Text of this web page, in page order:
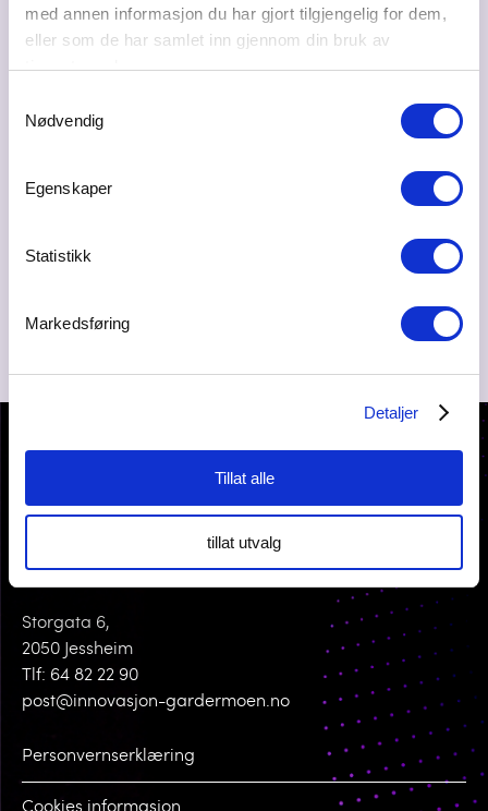
med annen informasjon du har gjort tilgjengelig for dem,
eller som de har samlet inn gjennom din bruk av
tjenestene deres.
Nødvendig
Egenskaper
Statistikk
Markedsføring
Detaljer
Tillat alle
tillat utvalg
Bransje
energihuset.net
Ta kontakt
41473819
KONTAKT OSS
Storgata 6,
2050 Jessheim
Tlf: 64 82 22 90
post@innovasjon-gardermoen.no
Personvernserklæring